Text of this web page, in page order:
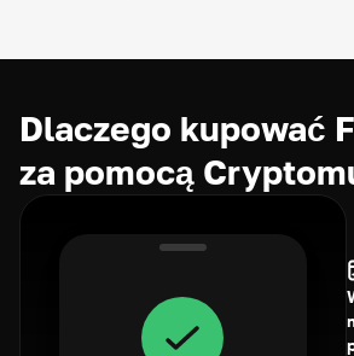
Dlaczego kupować
za pomocą